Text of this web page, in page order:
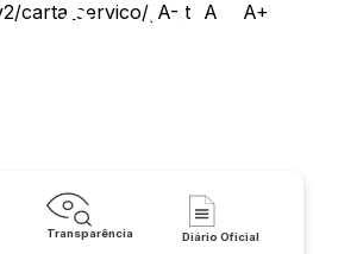
carta_servico/print
A- A A+
Transparência Diário Oficial